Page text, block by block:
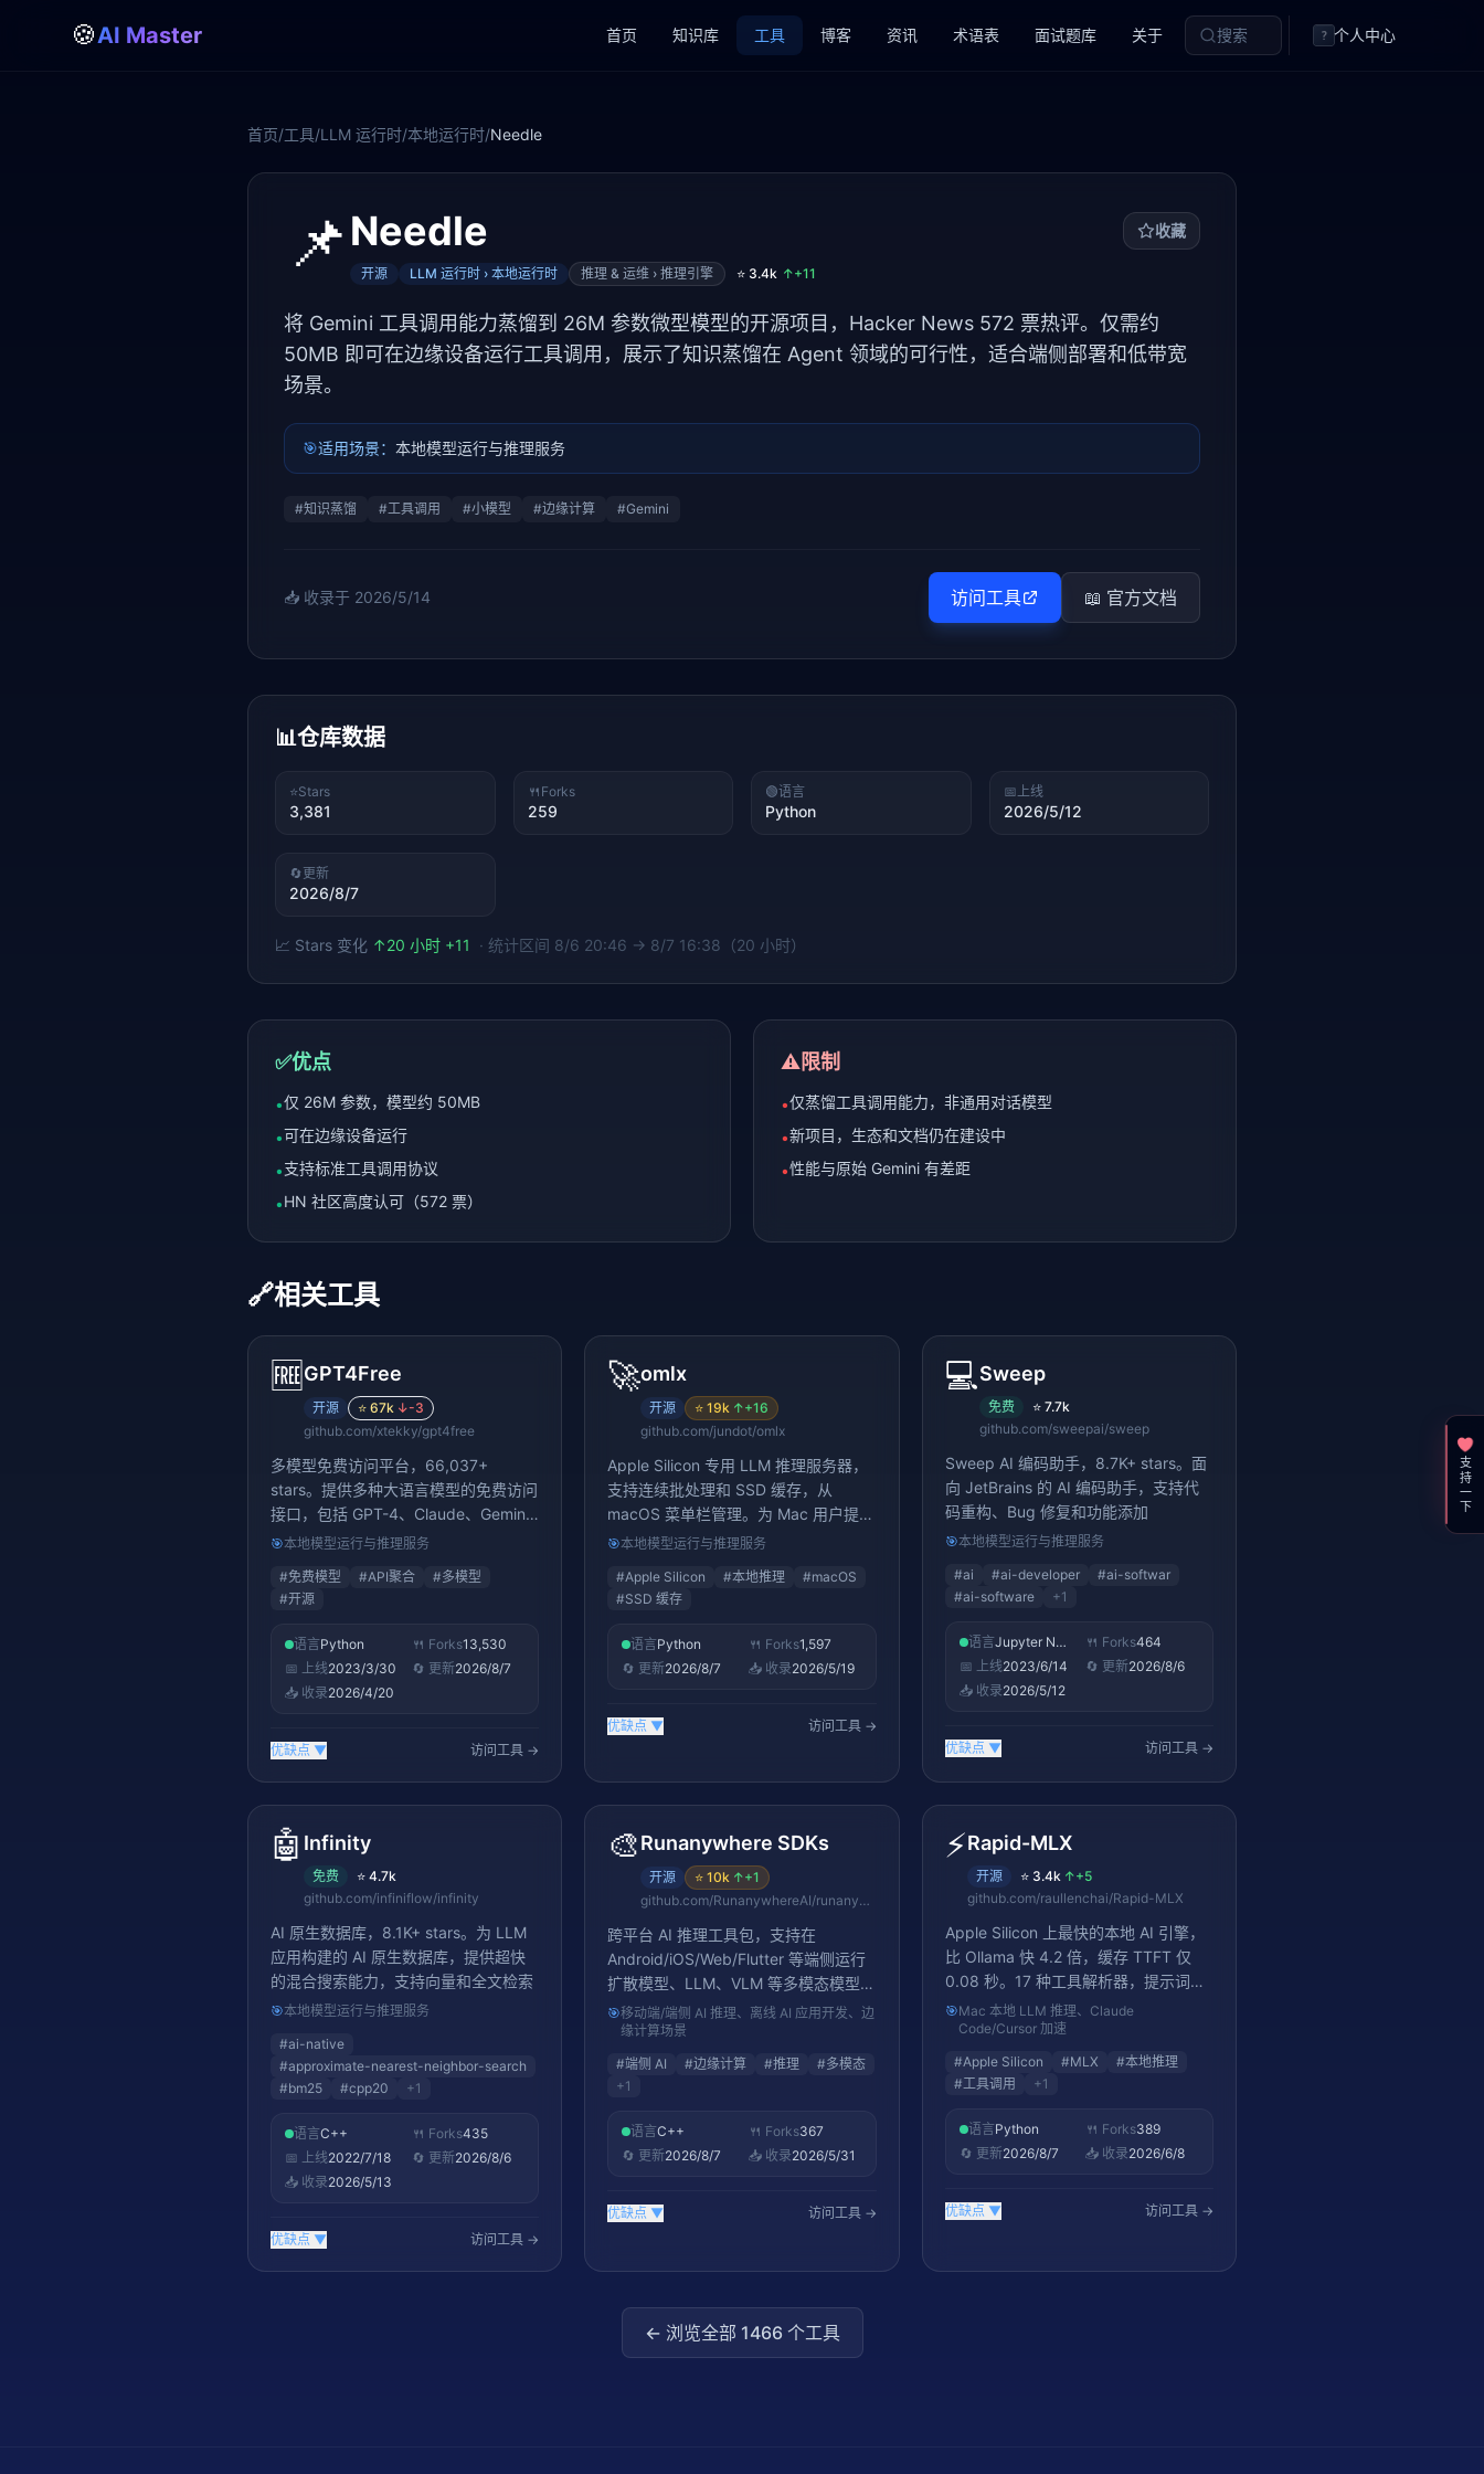
🍪AI Master 首页 知识库 工具 博客 资讯 术语表 面试题库 关于 搜索 ? 个人中心
首页/工具/LLM 运行时/本地运行时/Needle
📌 Needle 收藏
开源 LLM 运行时 › 本地运行时 推理 & 运维 › 推理引擎 ⭐ 3.4k ↑+11
将 Gemini 工具调用能力蒸馏到 26M 参数微型模型的开源项目，Hacker News 572 票热评。仅需约
50MB 即可在边缘设备运行工具调用，展示了知识蒸馏在 Agent 领域的可行性，适合端侧部署和低带宽
场景。
🎯适用场景： 本地模型运行与推理服务
#知识蒸馏 #工具调用 #小模型 #边缘计算 #Gemini
📥 收录于 2026/5/14 访问工具 📖 官方文档
📊仓库数据
⭐Stars
3,381
🍴 Forks
259
🟢语言
Python
📅上线
2026/5/12
🔄更新
2026/8/7
📈 Stars 变化 ↑20 小时 +11 · 统计区间 8/6 20:46 → 8/7 16:38（20 小时）
✅优点
•仅 26M 参数，模型约 50MB
•可在边缘设备运行
•支持标准工具调用协议
•HN 社区高度认可（572 票）
⚠️限制
•仅蒸馏工具调用能力，非通用对话模型
•新项目，生态和文档仍在建设中
•性能与原始 Gemini 有差距
🔗相关工具
🆓GPT4Free
开源 ⭐ 67k ↓-3
github.com/xtekky/gpt4free
多模型免费访问平台，66,037+
stars。提供多种大语言模型的免费访问
接口，包括 GPT-4、Claude、Gemini
等主流模型的聚合调用方案
🎯本地模型运行与推理服务
#免费模型 #API聚合 #多模型
#开源
语言Python 🍴 Forks13,530
📅 上线2023/3/30 🔄 更新2026/8/7
📥 收录2026/4/20
优缺点 ▼ 访问工具 →
🚀omlx
开源 ⭐19k ↑+16
github.com/jundot/omlx
Apple Silicon 专用 LLM 推理服务器，
支持连续批处理和 SSD 缓存，从
macOS 菜单栏管理。为 Mac 用户提供
了一键式 LLM 本地部署方案，14K+
🎯本地模型运行与推理服务
#Apple Silicon #本地推理 #macOS
#SSD 缓存
语言Python 🍴 Forks1,597
🔄 更新2026/8/7 📥 收录2026/5/19
优缺点 ▼ 访问工具 →
💻Sweep
免费 ⭐ 7.7k
github.com/sweepai/sweep
Sweep AI 编码助手，8.7K+ stars。面
向 JetBrains 的 AI 编码助手，支持代
码重构、Bug 修复和功能添加
🎯本地模型运行与推理服务
#ai #ai-developer #ai-softwar
#ai-software +1
语言 Jupyter Notebook 🍴 Forks464
📅 上线2023/6/14 🔄 更新2026/8/6
📥 收录2026/5/12
优缺点 ▼ 访问工具 →
🤖 Infinity
免费 ⭐ 4.7k
github.com/infiniflow/infinity
AI 原生数据库，8.1K+ stars。为 LLM
应用构建的 AI 原生数据库，提供超快
的混合搜索能力，支持向量和全文检索
🎯本地模型运行与推理服务
#ai-native
#approximate-nearest-neighbor-search
#bm25 #cpp20 +1
语言C++ 🍴 Forks435
📅 上线2022/7/18 🔄 更新2026/8/6
📥 收录2026/5/13
优缺点 ▼ 访问工具 →
🎨Runanywhere SDKs
开源 ⭐10k ↑+1
github.com/RunanywhereAI/runanywhere-sdks
跨平台 AI 推理工具包，支持在
Android/iOS/Web/Flutter 等端侧运行
扩散模型、LLM、VLM 等多模态模型，
主打本地推理。
🎯移动端/端侧 AI 推理、离线 AI 应用开发、边
缘计算场景
#端侧 AI #边缘计算 #推理 #多模态
+1
语言C++ 🍴 Forks367
🔄 更新2026/8/7 📥 收录2026/5/31
优缺点 ▼ 访问工具 →
⚡Rapid-MLX
开源 ⭐ 3.4k ↑+5
github.com/raullenchai/Rapid-MLX
Apple Silicon 上最快的本地 AI 引擎，
比 Ollama 快 4.2 倍，缓存 TTFT 仅
0.08 秒。17 种工具解析器，提示词缓
存，推理分离
🎯Mac 本地 LLM 推理、Claude
Code/Cursor 加速
#Apple Silicon #MLX #本地推理
#工具调用 +1
语言Python 🍴 Forks389
🔄 更新2026/8/7 📥 收录2026/6/8
优缺点 ▼ 访问工具 →
← 浏览全部 1466个工具
支持一下